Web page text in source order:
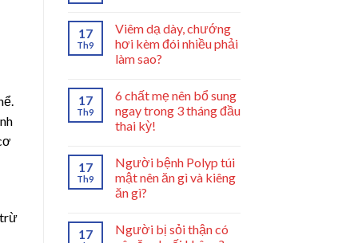
trừ
17
Th9
Viêm dạ dày, chướng
hơi kèm đói nhiều phải
làm sao?
17
Th9
6 chất mẹ nên bổ sung
ngay trong 3 tháng đầu
thai kỳ!
17
Th9
Người bệnh Polyp túi
mật nên ăn gì và kiêng
ăn gì?
17
Người bị sỏi thận có